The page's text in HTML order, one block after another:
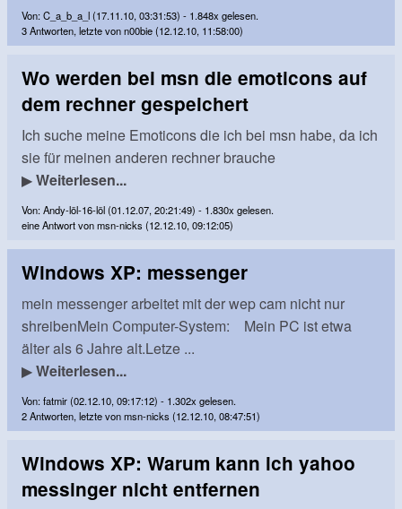
Von: C_a_b_a_l (17.11.10, 03:31:53) - 1.848x gelesen.
3 Antworten, letzte von n00bie (12.12.10, 11:58:00)
Wo werden bei msn die emoticons auf
dem rechner gespeichert
Ich suche meine Emoticons die ich bei msn habe, da ich
sie für meinen anderen rechner brauche
▶Weiterlesen...
Von: Andy-löl-16-löl (01.12.07, 20:21:49) - 1.830x gelesen.
eine Antwort von msn-nicks (12.12.10, 09:12:05)
Windows XP: messenger
mein messenger arbeitet mit der wep cam nicht nur
shreibenMein Computer-System: Mein PC ist etwa
älter als 6 Jahre alt.Letze ...
▶Weiterlesen...
Von: fatmir (02.12.10, 09:17:12) - 1.302x gelesen.
2 Antworten, letzte von msn-nicks (12.12.10, 08:47:51)
Windows XP: Warum kann ich yahoo
messinger nicht entfernen